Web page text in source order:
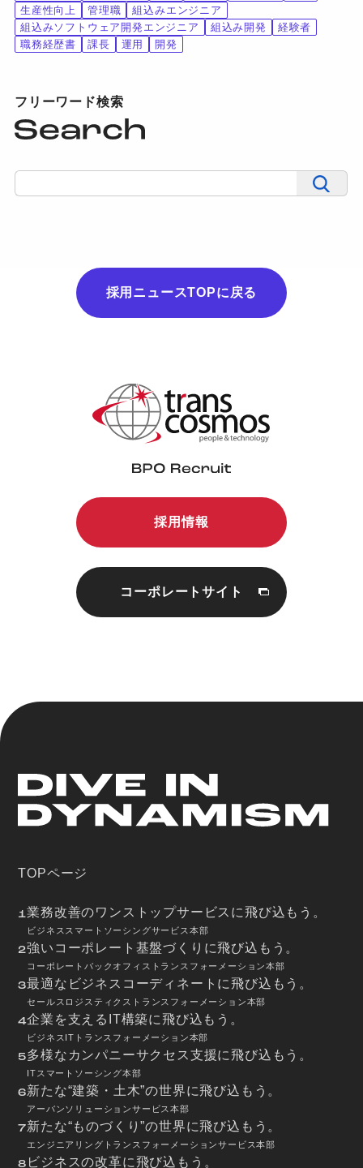
生産性向上
管理職
組込みエンジニア
組込みソフトウェア開発エンジニア
組込み開発
経験者
職務経歴書
課長 運用 開発
フリーワード検索
採用ニュースTOPに戻る
採用情報
コーポレートサイト
TOPページ
1業務改善のワンストップサービスに飛び込もう。
ビジネススマートソーシングサービス本部
2強いコーポレート基盤づくりに飛び込もう。
コーポレートバックオフィストランスフォーメーション本部
3最適なビジネスコーディネートに飛び込もう。
セールスロジスティクストランスフォーメーション本部
4企業を支えるIT構築に飛び込もう。
ビジネスITトランスフォーメーション本部
5多様なカンパニーサクセス支援に飛び込もう。
ITスマートソーシング本部
6新たな“建築・土木”の世界に飛び込もう。
アーバンソリューションサービス本部
7新たな“ものづくり”の世界に飛び込もう。
エンジニアリングトランスフォーメーションサービス本部
8 ビジネスの改革に飛び込もう。